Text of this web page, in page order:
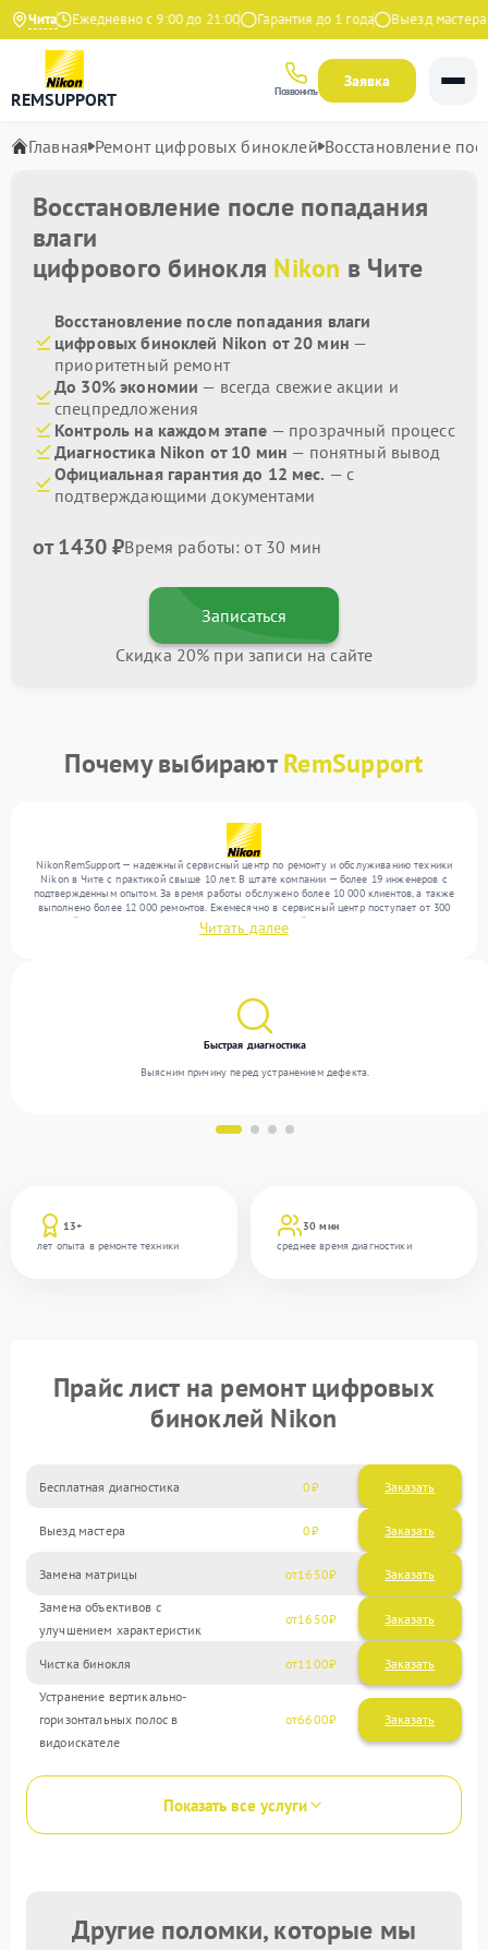
ЧитаЕжедневно с 9:00 до 21:00 Гарантия до 1 года Выезд мастера
REMSUPPORT Позвонить
Заявка
Главная Ремонт цифровых биноклей Восстановление
Восстановление после попадания
влаги
цифрового бинокля Nikon в Чите
Восстановление после попадания влаги
цифровых биноклей Nikon от 20 мин —
приоритетный ремонт
До 30% экономии — всегда свежие акции и
спецпредложения
Контроль на каждом этапе — прозрачный процесс
Диагностика Nikon от 10 мин — понятный вывод
Официальная гарантия до 12 мес. — с
подтверждающими документами
от 1430 ₽Время работы: от 30 мин
Записаться
Скидка 20% при записи на сайте
Почему выбираютRemSupport
NikonRemSupport — надежный сервисный центр по ремонту и обслуживанию техники
Nikon в Чите с практикой свыше 10 лет. В штате компании — более 19 инженеров с
подтвержденным опытом. За время работы обслужено более 10 000 клиентов, а также
выполнено более 12 000 ремонтов. Ежемесячно в сервисный центр поступает от 300
устройств, включая , , . Мы устраняем поломки любой сложности и обеспечиваем
надежный результат благодаря использованию современного оборудования.
Читать далее
13+
лет опыта в ремонте техники
30 мин
среднее время диагностики
Быстрая диагностика
Выясним причину перед устранением дефекта.
Прайс лист на ремонт цифровых
биноклей Nikon
Бесплатная диагностика 0 Заказать
Выезд мастера 0 Заказать
Замена матрицы 1650
Замена объективов с
улучшением характеристик
1650
Чистка бинокля 1100
Устранение вертикально-
горизонтальных полос в
видоискателе
6600
Показать все услуги
Другие поломки, которые мы